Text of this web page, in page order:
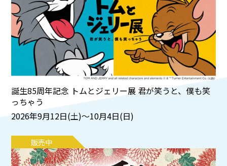
誕生85周年記念 トムとジェリー展 君が笑うと、僕も笑
っちゃう
2026年9月12日(土)～10月4日(日)
販売中